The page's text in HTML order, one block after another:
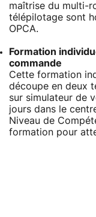
maîtrise du multi-
télépilotage sont
OPCA.
Formation
commande
Cette formation
découpe en deux
sur simulateur de
jours dans le
Niveau de
formation pour